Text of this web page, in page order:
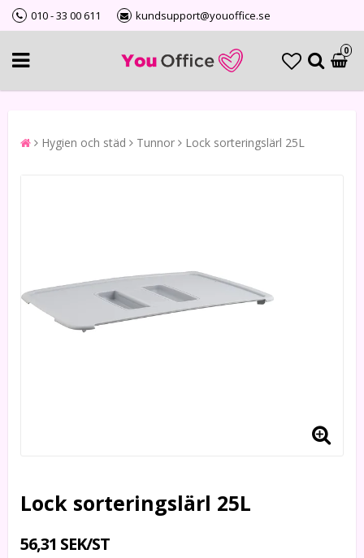
010 - 33 00 611 kundsupport@youoffice.se
0
Hygien och städ Tunnor Lock sorteringslärl 25L
Lock sorteringslärl 25L
56,31 SEK/ST